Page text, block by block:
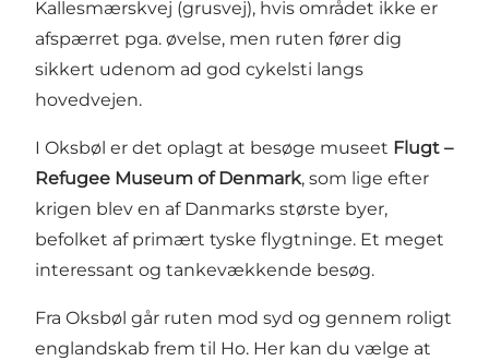
Kallesmærskvej (grusvej), hvis området ikke er
afspærret pga. øvelse, men ruten fører dig
sikkert udenom ad god cykelsti langs
hovedvejen.
I Oksbøl er det oplagt at besøge museet Flugt –
Refugee Museum of Denmark, som lige efter
krigen blev en af Danmarks største byer,
befolket af primært tyske flygtninge. Et meget
interessant og tankevækkende besøg.
Fra Oksbøl går ruten mod syd og gennem roligt
englandskab frem til Ho. Her kan du vælge at